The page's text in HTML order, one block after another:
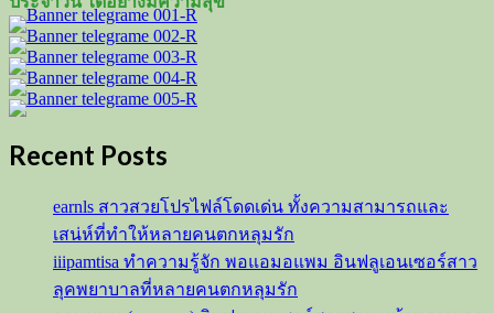
รา
นิษฐ์
จาก
สตรี
เม
สาว
หวาน
สู่
เน็ต
Recent Posts
earnls สาวสวยโปรไฟล์โดดเด่น ทั้งความสามารถและ
เสน่ห์ที่ทำให้หลายคนตกหลุมรัก
iiipamtisa ทำความรู้จัก พอแอมอแพม อินฟลูเอนเซอร์สาว
ลุคพยาบาลที่หลายคนตกหลุมรัก